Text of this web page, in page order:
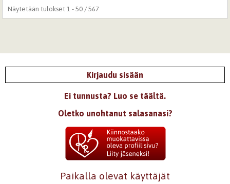
Näytetään tulokset 1 - 50 / 567
Kirjaudu sisään
Ei tunnusta? Luo se täältä.
Oletko unohtanut salasanasi?
Paikalla olevat käyttäjät